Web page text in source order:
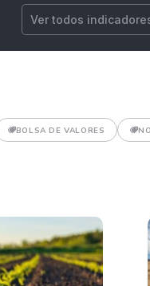
Ver todos
BOLSA DE VALORES